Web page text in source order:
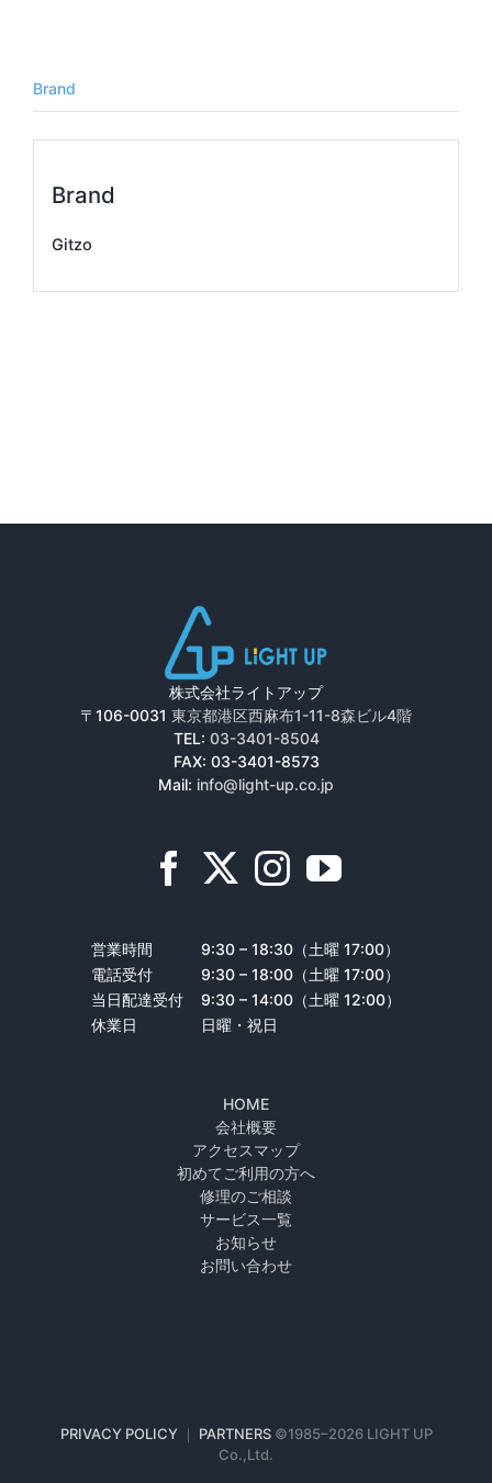
Brand
Brand
Gitzo
株式会社ライトアップ
〒106-0031 東京都港区西麻布1-11-8森ビル4階
TEL: 03-3401-8504
FAX: 03-3401-8573
Mail: info@light-up.co.jp
営業時間
9:30 – 18:30（土曜 17:00）
電話受付
9:30 – 18:00（土曜 17:00）
当日配達受付
9:30 – 14:00（土曜 12:00）
休業日
日曜・祝日
HOME
会社概要
アクセスマップ
初めてご利用の方へ
修理のご相談
サービス一覧
お知らせ
お問い合わせ
PRIVACY POLICY｜ PARTNERS ©1985–2026 LIGHT UP
Co.,Ltd.